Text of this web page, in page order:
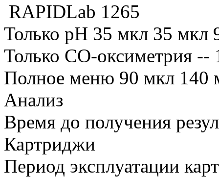
RAPIDLab 1265
Только pH 35 мкл 35 мкл
Только CO-оксиметрия --
Полное меню 90 мкл 140
Анализ
Время до получения
Картриджи
Период эксплуатации